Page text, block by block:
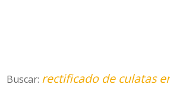
Buscar: rectificado de culatas